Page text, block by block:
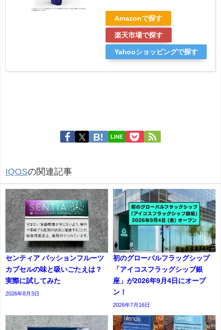
Amazonで探す
楽天市場で探す
Yahooショッピングで探す
LINE
IQOSの関連記事
センティア パッションフルーツ
カプセルの味と吸いごたえは？
実際に試してみた
2026年8月3日
初のグローバルフラッグシップ
「アイコスフラッグシップ銀
座」が2026年9月4日にオープ
ン！
2026年7月16日